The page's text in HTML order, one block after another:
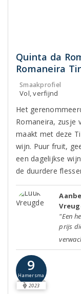
Quinta da
Romaneira
Smaakprofiel
Vol, verfijnd
Het
Romaneira, zusje
maakt met deze
wijn. Puur fruit,
een dagelijkse
de duurdere
"Een
prijs
9
Hamersma
2023